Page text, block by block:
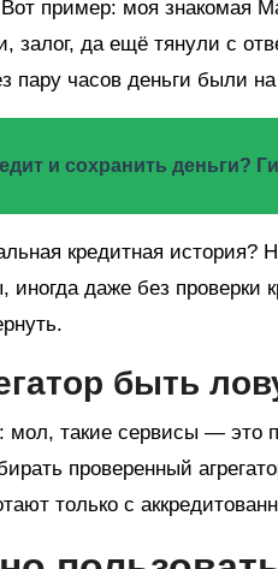
пример: моя знакомая
залог, да ещё тянули с
пару часов деньги были
и сохранить деньги?
кредитная история?
даже без проверки
быть
такие сервисы — это
проверенный
только с